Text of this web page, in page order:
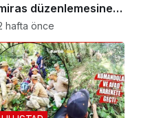
düzenlemesine
yargı düzeni
hafta önce